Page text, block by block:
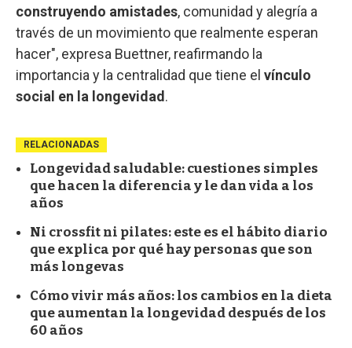
construyendo amistades, comunidad y alegría a
través de un movimiento que realmente esperan
hacer", expresa Buettner, reafirmando la
importancia y la centralidad que tiene el vínculo
social en la longevidad .
RELACIONADAS
Longevidad saludable: cuestiones simples
que hacen la diferencia y le dan vida a los
años
Ni crossfit ni pilates: este es el hábito diario
que explica por qué hay personas que son
más longevas
Cómo vivir más años: los cambios en la dieta
que aumentan la longevidad después de los
60 años